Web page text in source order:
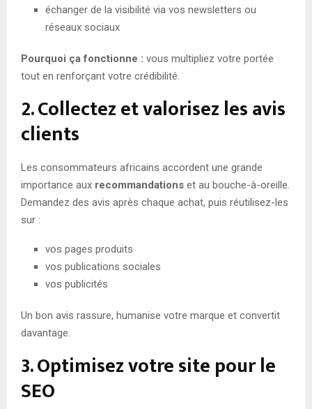
échanger de la visibilité via vos newsletters ou
réseaux sociaux
Pourquoi ça fonctionne : vous multipliez votre portée
tout en renforçant votre crédibilité.
2. Collectez et valorisez les avis
clients
Les consommateurs africains accordent une grande
importance aux recommandations et au bouche-à-oreille.
Demandez des avis après chaque achat, puis réutilisez-les
sur :
vos pages produits
vos publications sociales
vos publicités
Un bon avis rassure, humanise votre marque et convertit
davantage.
3. Optimisez votre site pour le
SEO